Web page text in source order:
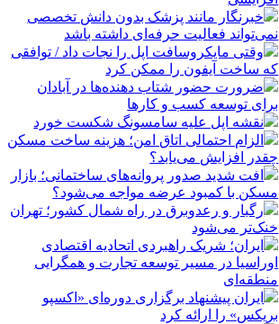
خبرنگار مانند پزشک بدون دانش تخصصی
نمی‌تواند فعالیت حرفه‌ای داشته باشد
وقتی مایکروسافت اپل را نجات داد / توافقی
که ساخت آیفون را ممکن کرد
ضرورت حضور شتاب ‌دهنده‌ها در آبادان
برای توسعه کسب‌ و کارها
نقشه اپل علیه سامسونگ شکست خورد
الزام احتمالی اتاق امن؛ هزینه ساخت مسکن
چقدر افزایش می‌یابد؟
افت شدید صدور پروانه‌های ساختمانی؛ بازار
مسکن با کمبود عرضه مواجه می‌شود؟
رگبار و رعدوبرق در راه شمال کشور؛ تهران
خنک‌تر می‌شود
ایران؛ شریک راهبردی اتحادیه اقتصادی
اوراسیا در مسیر توسعه تجارت و همگرایی
منطقه‌ای
ایران پیشنهاد برگزاری دوره‌ای «اکسپو
بریکس» را ارائه کرد